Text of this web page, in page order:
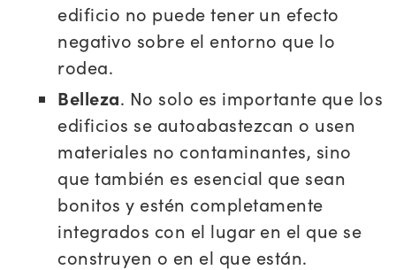
edificio no puede tener un efecto
negativo sobre el entorno que lo
rodea.
Belleza. No solo es importante que los
edificios se autoabastezcan o usen
materiales no contaminantes, sino
que también es esencial que sean
bonitos y estén completamente
integrados con el lugar en el que se
construyen o en el que están.